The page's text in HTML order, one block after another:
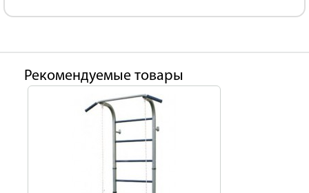
Рекомендуемые товары